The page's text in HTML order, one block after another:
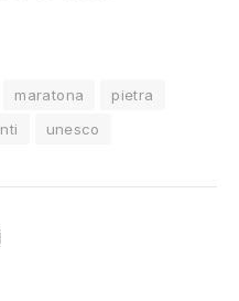
maratona
pietra
unesco